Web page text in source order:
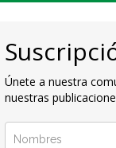
Únete a nuestra
nuestras